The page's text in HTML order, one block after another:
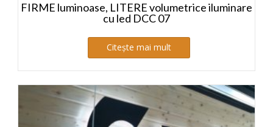
FIRME luminoase, LITERE volumetrice iluminare
cu led DCC 07
Citește mai mult